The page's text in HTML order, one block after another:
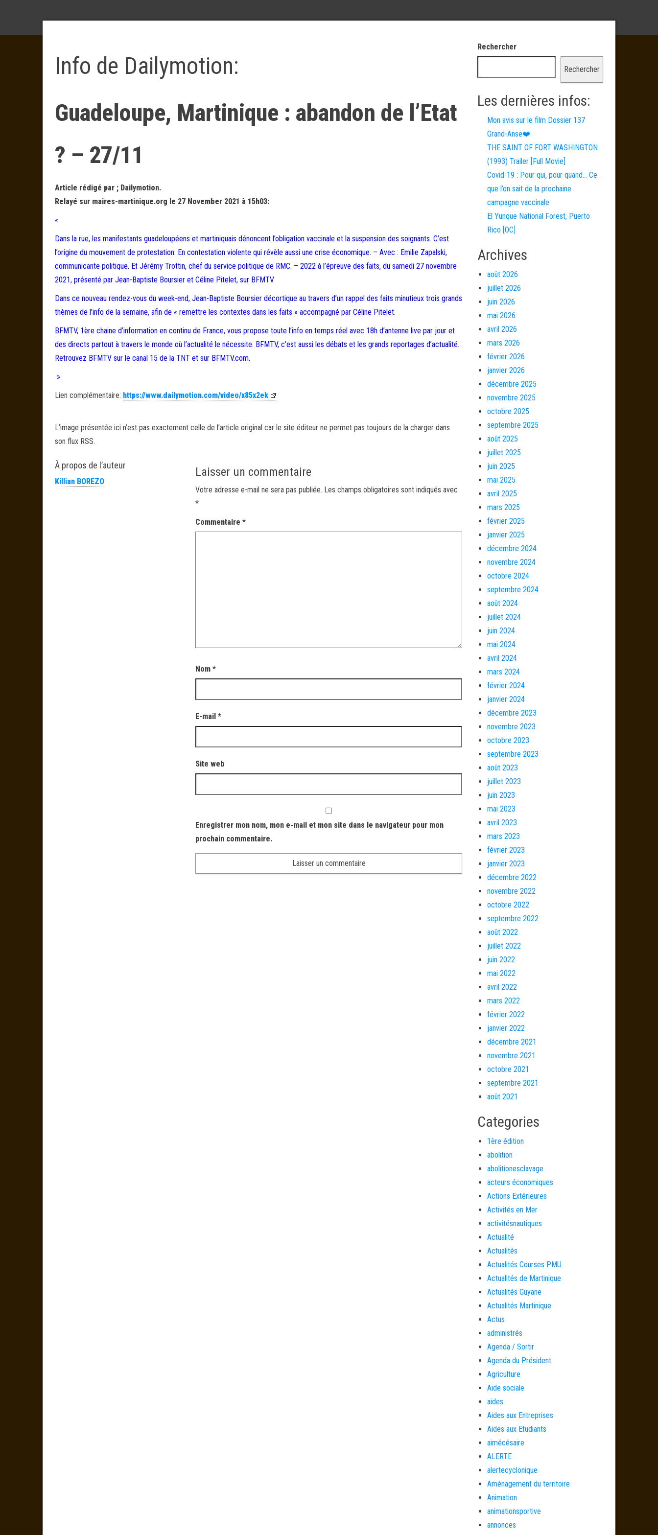
Info de Dailymotion:
Guadeloupe, Martinique : abandon de l’Etat
? – 27/11
Article rédigé par ; Dailymotion.
Relayé sur maires-martinique.org le 27 November 2021 à 15h03:
«
Dans la rue, les manifestants guadeloupéens et martiniquais dénoncent l’obligation vaccinale et la suspension des soignants. C’est
l’origine du mouvement de protestation. En contestation violente qui révèle aussi une crise économique. – Avec : Emilie Zapalski,
communicante politique. Et Jérémy Trottin, chef du service politique de RMC. – 2022 à l’épreuve des faits, du samedi 27 novembre
2021, présenté par Jean-Baptiste Boursier et Céline Pitelet, sur BFMTV.
Dans ce nouveau rendez-vous du week-end, Jean-Baptiste Boursier décortique au travers d’un rappel des faits minutieux trois grands
thèmes de l’info de la semaine, afin de « remettre les contextes dans les faits » accompagné par Céline Pitelet.
BFMTV, 1ère chaine d’information en continu de France, vous propose toute l’info en temps réel avec 18h d’antenne live par jour et
des directs partout à travers le monde où l’actualité le nécessite. BFMTV, c’est aussi les débats et les grands reportages d’actualité.
Retrouvez BFMTV sur le canal 15 de la TNT et sur BFMTV.com.
»
Lien complémentaire: https://www.dailymotion.com/video/x85x2ek
L’image présentée ici n’est pas exactement celle de l’article original car le site éditeur ne permet pas toujours de la charger dans
son flux RSS.
À propos de l’auteur
Killian BOREZO
Laisser un commentaire
Votre adresse e-mail ne sera pas publiée. Les champs obligatoires sont indiqués avec
*
Commentaire*
Nom*
E-mail*
Site web
Enregistrer mon nom, mon e-mail et mon site dans le navigateur pour mon
prochain commentaire.
Rechercher
Rechercher
Les dernières infos:
Mon avis sur le film Dossier 137
Grand-Anse❤️
THE SAINT OF FORT WASHINGTON
(1993) Trailer [Full Movie]
Covid-19 : Pour qui, pour quand… Ce
que l’on sait de la prochaine
campagne vaccinale
El Yunque National Forest, Puerto
Rico [OC]
Archives
août 2026
juillet 2026
juin 2026
mai 2026
avril 2026
mars 2026
février 2026
janvier 2026
décembre 2025
novembre 2025
octobre 2025
septembre 2025
août 2025
juillet 2025
juin 2025
mai 2025
avril 2025
mars 2025
février 2025
janvier 2025
décembre 2024
novembre 2024
octobre 2024
septembre 2024
août 2024
juillet 2024
juin 2024
mai 2024
avril 2024
mars 2024
février 2024
janvier 2024
décembre 2023
novembre 2023
octobre 2023
septembre 2023
août 2023
juillet 2023
juin 2023
mai 2023
avril 2023
mars 2023
février 2023
janvier 2023
décembre 2022
novembre 2022
octobre 2022
septembre 2022
août 2022
juillet 2022
juin 2022
mai 2022
avril 2022
mars 2022
février 2022
janvier 2022
décembre 2021
novembre 2021
octobre 2021
septembre 2021
août 2021
Categories
1ère édition
abolition
abolitionesclavage
acteurs économiques
Actions Extérieures
Activités en Mer
activitésnautiques
Actualité
Actualités
Actualités Courses PMU
Actualités de Martinique
Actualités Guyane
Actualités Martinique
Actus
administrés
Agenda / Sortir
Agenda du Président
Agriculture
Aide sociale
aides
Aides aux Entreprises
Aides aux Etudiants
aimécésaire
ALERTE
alertecyclonique
Aménagement du territoire
Animation
animationsportive
annonces